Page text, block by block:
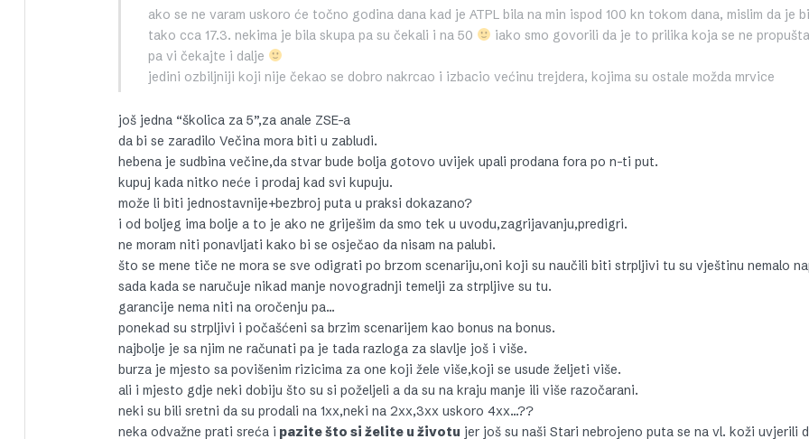
ako se ne varam uskoro će točno godina dana kad je ATPL bila na min ispod 100 kn tokom dana, mislim da je
tako cca 17.3. nekima je bila skupa pa su čekali i na 50
iako smo govorili da je to prilika koja se ne
pa vi čekajte i dalje
jedini ozbiljniji koji nije čekao se dobro nakrcao i izbacio većinu trejdera, kojima su ostale možda mrvice
još jedna “školica za 5”,za anale ZSE–a
da bi se zaradilo Večina mora biti u zabludi.
hebena je sudbina večine,da stvar bude bolja gotovo uvijek upali prodana fora po n-ti put.
kupuj kada nitko neće i prodaj kad svi kupuju.
može li biti jednostavnije+bezbroj puta u praksi dokazano?
i od boljeg ima bolje a to je ako ne griješim da smo tek u uvodu,zagrijavanju,predigri.
ne moram niti ponavljati kako bi se osječao da nisam na palubi.
što se mene tiče ne mora se sve odigrati po brzom scenariju,oni koji su naučili biti strpljivi tu su vještinu nemalo
sada kada se naručuje nikad manje novogradnji temelji za strpljive su tu.
garancije nema niti na oročenju pa…
ponekad su strpljivi i počašćeni sa brzim scenarijem kao bonus na bonus.
najbolje je sa njim ne računati pa je tada razloga za slavlje još i više.
burza je mjesto sa povišenim rizicima za one koji žele više,koji se usude željeti više.
ali i mjesto gdje neki dobiju što su si poželjeli a da su na kraju manje ili više razočarani.
neki su bili sretni da su prodali na 1xx,neki na 2xx,3xx uskoro 4xx…??
neka odvažne prati sreća i pazite što si želite u životu jer još su naši Stari nebrojeno puta se na vl. koži uvjerili